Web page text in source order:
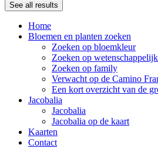
See all results
Home
Bloemen en planten zoeken
Zoeken op bloemkleur
Zoeken op
Zoeken op family
Verwacht op de Camino
Een kort overzicht van de
Jacobalia
Jacobalia
Jacobalia op de kaart
Kaarten
Contact